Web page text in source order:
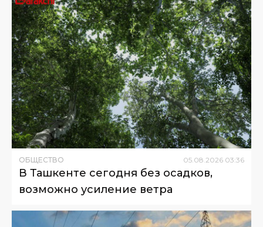
ОБЩЕСТВО 05.08.2026 03:36
В Ташкенте сегодня без осадков,
возможно усиление ветра